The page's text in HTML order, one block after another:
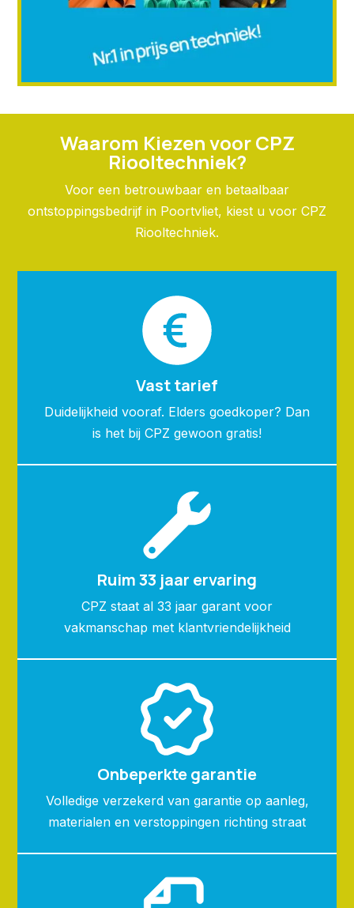
Waarom Kiezen voor CPZ
Riooltechniek?
Voor een betrouwbaar en betaalbaar
ontstoppingsbedrijf in Poortvliet, kiest u voor CPZ
Riooltechniek.
Vast tarief
Duidelijkheid vooraf. Elders goedkoper? Dan
is het bij CPZ gewoon gratis!
Ruim 33 jaar ervaring
CPZ staat al 33 jaar garant voor
vakmanschap met klantvriendelijkheid
Onbeperkte garantie
Volledige verzekerd van garantie op aanleg,
materialen en verstoppingen richting straat